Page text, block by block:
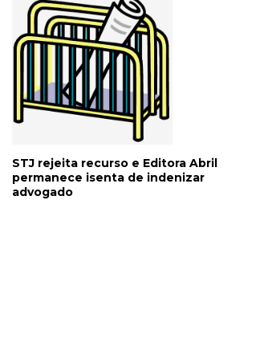
STJ rejeita recurso e Editora Abril
permanece isenta de indenizar
advogado